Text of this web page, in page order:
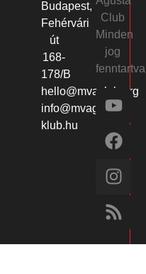
Budapest,
Fehérvári
út
168-
178/B
hello@mvaclub.org
info@mvagusta-
klub.hu
Club
Minden
jog